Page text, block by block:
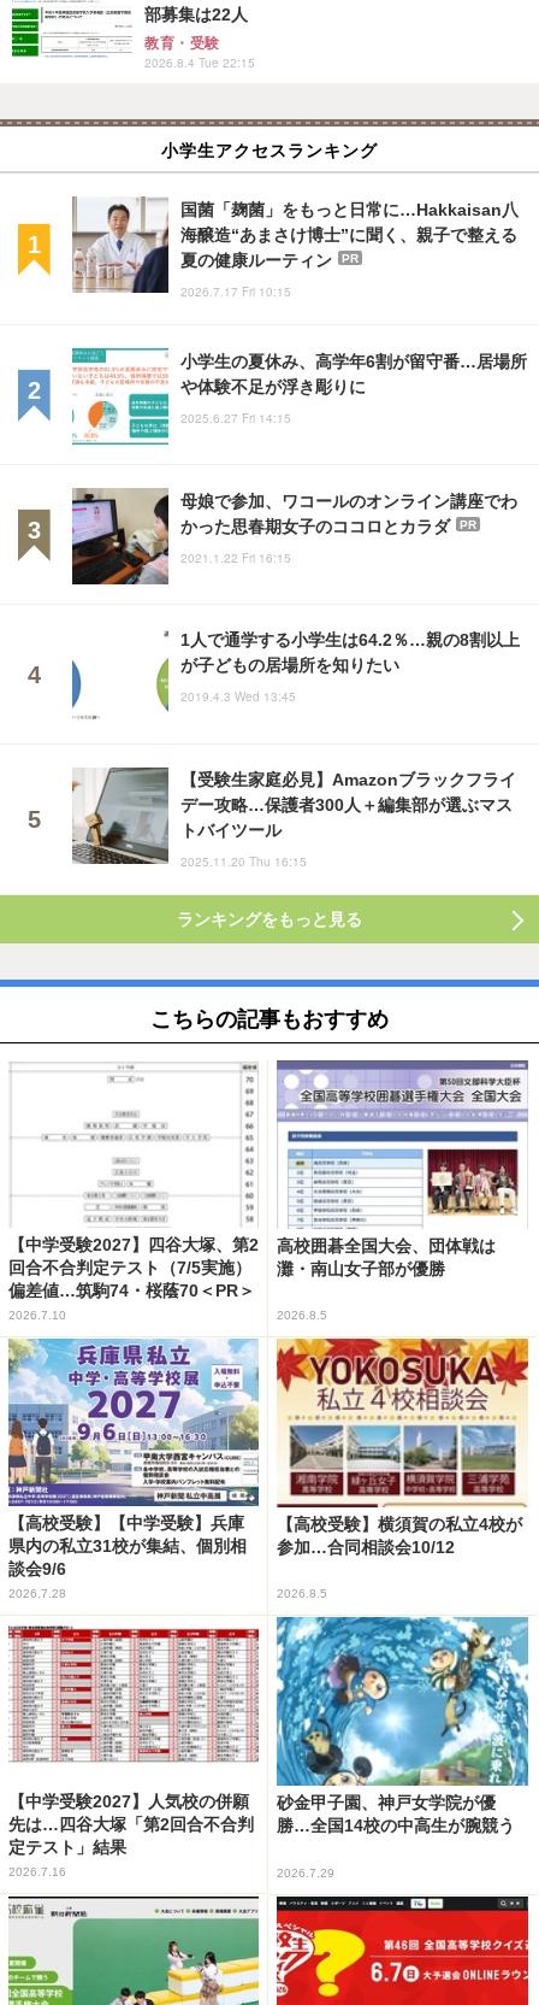
部募集は22人
教育・受験
2026.8.4 Tue 22:15
小学生アクセスランキング
国菌「麹菌」をもっと日常に…Hakkaisan八
海醸造“あまさけ博士”に聞く、親子で整える
夏の健康ルーティン
PR
2026.7.17 Fri 10:15
小学生の夏休み、高学年6割が留守番…居場所
や体験不足が浮き彫りに
2025.6.27 Fri 14:15
母娘で参加、ワコールのオンライン講座でわ
かった思春期女子のココロとカラダ
PR
2021.1.22 Fri 16:15
1人で通学する小学生は64.2％…親の8割以上
が子どもの居場所を知りたい
2019.4.3 Wed 13:45
【受験生家庭必見】Amazonブラックフライ
デー攻略…保護者300人＋編集部が選ぶマス
トバイツール
2025.11.20 Thu 16:15
ランキングをもっと見る
こちらの記事もおすすめ
【中学受験2027】四谷大塚、第2
回合不合判定テスト（7/5実施）
偏差値…筑駒74・桜蔭70＜PR＞
2026.7.10
高校囲碁全国大会、団体戦は
灘・南山女子部が優勝
2026.8.5
【高校受験】【中学受験】兵庫
県内の私立31校が集結、個別相
談会9/6
2026.7.28
【高校受験】横須賀の私立4校が
参加…合同相談会10/12
2026.8.5
【中学受験2027】人気校の併願
先は…四谷大塚「第2回合不合判
定テスト」結果
2026.7.16
砂金甲子園、神戸女学院が優
勝…全国14校の中高生が腕競う
2026.7.29